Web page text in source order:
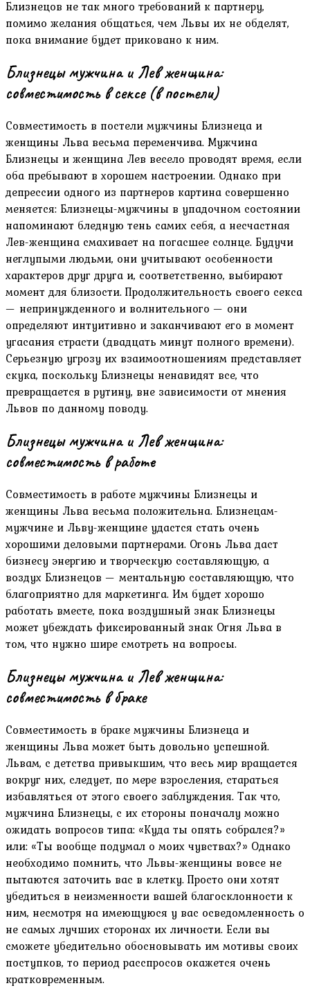
Близнецов не так много требований к партнеру,
помимо желания общаться, чем Львы их не обделят,
пока внимание будет приковано к ним.
Близнецы мужчина и Лев женщина:
совместимость в сексе (в постели)
Совместимость в постели мужчины Близнеца и
женщины Льва весьма переменчива. Мужчина
Близнецы и женщина Лев весело проводят время, если
оба пребывают в хорошем настроении. Однако при
депрессии одного из партнеров картина совершенно
меняется: Близнецы-мужчины в упадочном состоянии
напоминают бледную тень самих себя, а несчастная
Лев-женщина смахивает на погасшее солнце. Будучи
неглупыми людьми, они учитывают особенности
характеров друг друга и, соответственно, выбирают
момент для близости. Продолжительность своего секса
— непринужденного и волнительного — они
определяют интуитивно и заканчивают его в момент
угасания страсти (двадцать минут полного времени).
Серьезную угрозу их взаимоотношениям представляет
скука, поскольку Близнецы ненавидят все, что
превращается в рутину, вне зависимости от мнения
Львов по данному поводу.
Близнецы мужчина и Лев женщина:
совместимость в работе
Совместимость в работе мужчины Близнецы и
женщины Льва весьма положительна. Близнецам-
мужчине и Льву-женщине удастся стать очень
хорошими деловыми партнерами. Огонь Льва даст
бизнесу энергию и творческую составляющую, а
воздух Близнецов — ментальную составляющую, что
благоприятно для маркетинга. Им будет хорошо
работать вместе, пока воздушный знак Близнецы
может убеждать фиксированный знак Огня Льва в
том, что нужно шире смотреть на вопросы.
Близнецы мужчина и Лев женщина:
совместимость в браке
Совместимость в браке мужчины Близнеца и
женщины Льва может быть довольно успешной.
Львам, с детства привыкшим, что весь мир вращается
вокруг них, следует, по мере взросления, стараться
избавляться от этого своего заблуждения. Так что,
мужчина Близнецы, с их стороны поначалу можно
ожидать вопросов типа: «Куда ты опять собрался?»
или: «Ты вообще подумал о моих чувствах?» Однако
необходимо помнить, что Львы-женщины вовсе не
пытаются заточить вас в клетку. Просто они хотят
убедиться в неизменности вашей благосклонности к
ним, несмотря на имеющуюся у вас осведомленность о
не самых лучших сторонах их личности. Если вы
сможете убедительно обосновывать им мотивы своих
поступков, то период расспросов окажется очень
кратковременным.